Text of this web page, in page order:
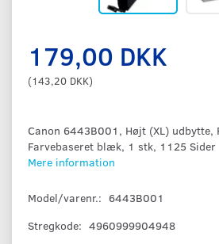
179,00 DKK
(143,20 DKK)
Canon 6443B001, Højt (XL) udbytte,
Farvebaseret blæk, 1 stk, 1125 Sider
Mere information
Model/varenr.: 6443B001
Stregkode: 4960999904948